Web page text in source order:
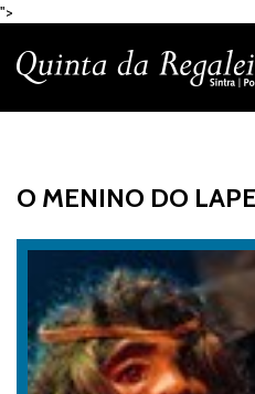
">
O MENINO DO